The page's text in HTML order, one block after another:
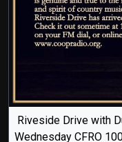
Riveside Drive with
Wednesday CFRO